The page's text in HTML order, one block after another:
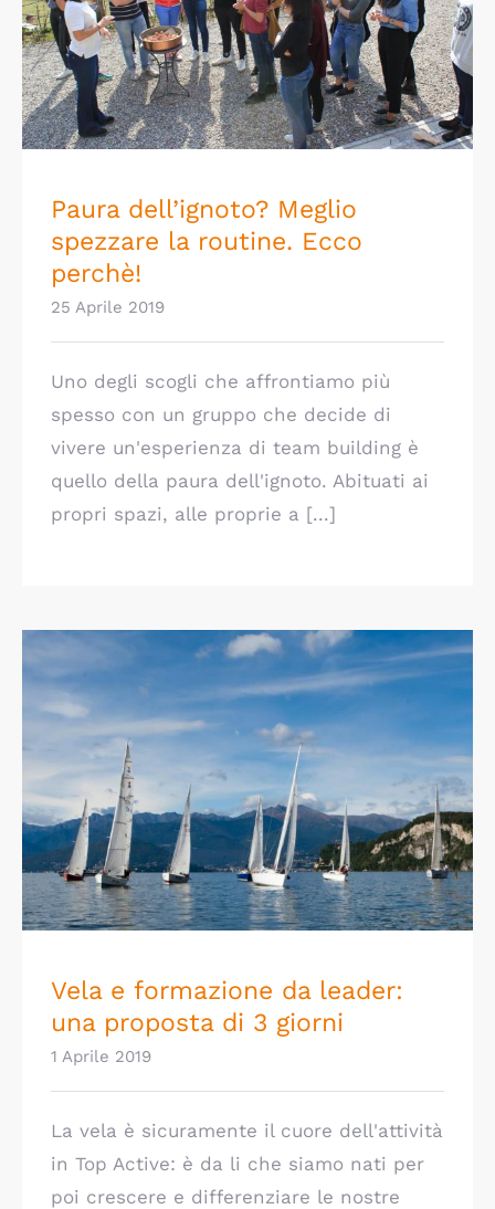
Paura dell’ignoto? Meglio spezzare la
routine. Ecco perchè!
Paura dell’ignoto? Meglio
spezzare la routine. Ecco
perchè!
25 Aprile 2019
Uno degli scogli che affrontiamo più
spesso con un gruppo che decide di
vivere un'esperienza di team building è
quello della paura dell'ignoto. Abituati ai
propri spazi, alle proprie a [...]
Vela e formazione da leader: una proposta
di 3 giorni
Vela e formazione da leader:
una proposta di 3 giorni
1 Aprile 2019
La vela è sicuramente il cuore dell'attività
in Top Active: è da li che siamo nati per
poi crescere e differenziare le nostre